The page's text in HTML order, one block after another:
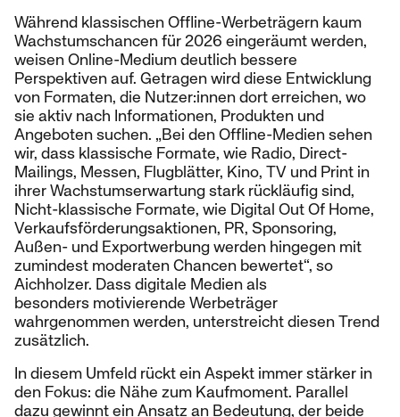
Während klassischen Offline-Werbeträgern kaum
Wachstumschancen für 2026 eingeräumt werden,
weisen Online-Medium deutlich bessere
Perspektiven auf. Getragen wird diese Entwicklung
von Formaten, die Nutzer:innen dort erreichen, wo
sie aktiv nach Informationen, Produkten und
Angeboten suchen. „Bei den Offline-Medien sehen
wir, dass klassische Formate, wie Radio, Direct-
Mailings, Messen, Flugblätter, Kino, TV und Print in
ihrer Wachstumserwartung stark rückläufig sind,
Nicht-klassische Formate, wie Digital Out Of Home,
Verkaufsförderungsaktionen, PR, Sponsoring,
Außen- und Exportwerbung werden hingegen mit
zumindest moderaten Chancen bewertet“, so
Aichholzer. Dass digitale Medien als
besonders motivierende Werbeträger
wahrgenommen werden, unterstreicht diesen Trend
zusätzlich.
In diesem Umfeld rückt ein Aspekt immer stärker in
den Fokus: die Nähe zum Kaufmoment. Parallel
dazu gewinnt ein Ansatz an Bedeutung, der beide